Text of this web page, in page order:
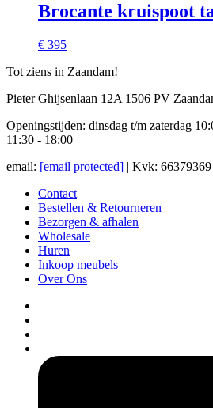
Brocante kruispoot
€ 395
Tot ziens in Zaandam!
Pieter Ghijsenlaan 12A 1506 PV
Openingstijden: dinsdag t/m zaterdag
11:30 - 18:00
email: [email protected] | Kvk:
Contact
Bestellen & Retourneren
Bezorgen & afhalen
Wholesale
Huren
Inkoop meubels
Over Ons